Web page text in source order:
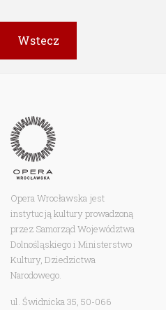
Opera Wrocławska jest
instytucją kultury prowadzoną
przez Samorząd Województwa
Dolnośląskiego i Ministerstwo
Kultury, Dziedzictwa
Narodowego.
ul. Świdnicka 35, 50-066